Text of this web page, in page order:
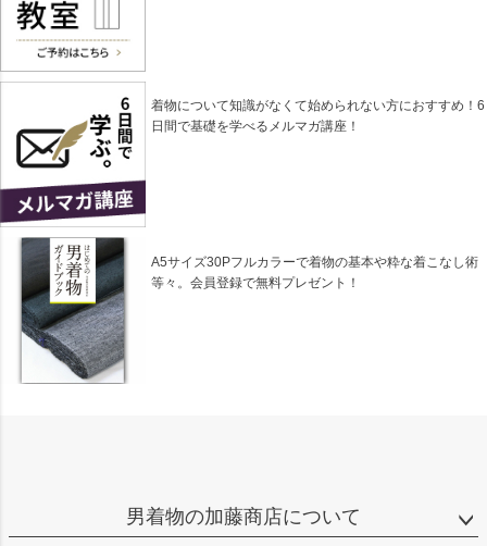
着物について知識がなくて始められない方におすすめ！6
日間で基礎を学べるメルマガ講座！
A5サイズ30Pフルカラーで着物の基本や粋な着こなし術
等々。会員登録で無料プレゼント！
男着物の加藤商店について